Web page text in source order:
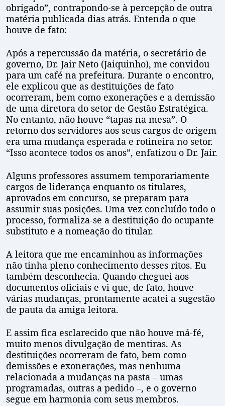
obrigado”, contrapondo-se à percepção de outra
matéria publicada dias atrás. Entenda o que
houve de fato:
Após a repercussão da matéria, o secretário de
governo, Dr. Jair Neto (Jaiquinho), me convidou
para um café na prefeitura. Durante o encontro,
ele explicou que as destituições de fato
ocorreram, bem como exonerações e a demissão
de uma diretora do setor de Gestão Estratégica.
No entanto, não houve “tapas na mesa”. O
retorno dos servidores aos seus cargos de origem
era uma mudança esperada e rotineira no setor.
“Isso acontece todos os anos”, enfatizou o Dr. Jair.
Alguns professores assumem temporariamente
cargos de liderança enquanto os titulares,
aprovados em concurso, se preparam para
assumir suas posições. Uma vez concluído todo o
processo, formaliza-se a destituição do ocupante
substituto e a nomeação do titular.
A leitora que me encaminhou as informações
não tinha pleno conhecimento desses ritos. Eu
também desconhecia. Quando cheguei aos
documentos oficiais e vi que, de fato, houve
várias mudanças, prontamente acatei a sugestão
de pauta da amiga leitora.
E assim fica esclarecido que não houve má-fé,
muito menos divulgação de mentiras. As
destituições ocorreram de fato, bem como
demissões e exonerações, mas nenhuma
relacionada a mudanças na pasta – umas
programadas, outras a pedido –, e o governo
segue em harmonia com seus membros.